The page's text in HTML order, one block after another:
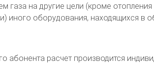
на другие цели (кроме
иного оборудования, находящихся в
абонента расчет производится